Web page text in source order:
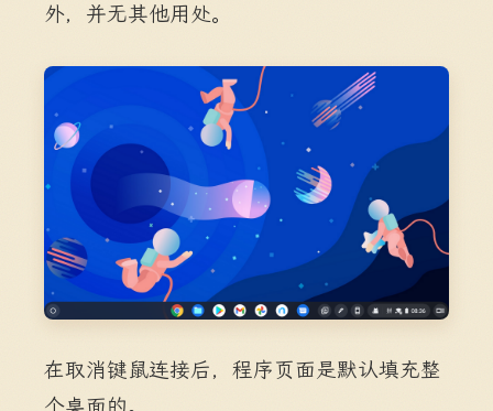
外，并无其他用处。
在取消键鼠连接后，程序页面是默认填充整